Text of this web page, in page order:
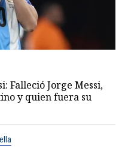
Falleció Jorge Messi,
y quien fuera su